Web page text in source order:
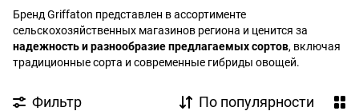
Бренд Griffaton представлен в ассортименте
сельскохозяйственных магазинов региона и ценится за
надежность и разнообразие предлагаемых сортов, включая
традиционные сорта и современные гибриды овощей.
Фильтр По популярности